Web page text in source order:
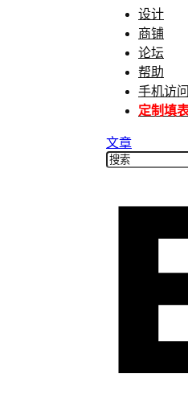
设计
商铺
论坛
帮助
手机访问
定制填
文章